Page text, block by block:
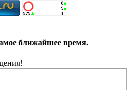
ближайшее время.